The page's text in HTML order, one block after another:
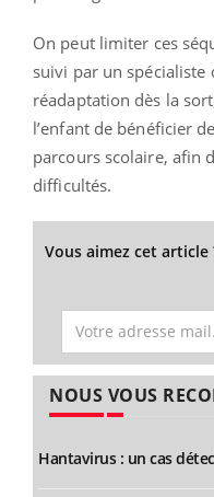
On peut limiter ces
suivi par un spécialiste
réadaptation dès la
l’enfant de bénéficier
parcours scolaire, afin
difficultés.
Vous aimez cet
NOUS VOUS
Hantavirus : un cas